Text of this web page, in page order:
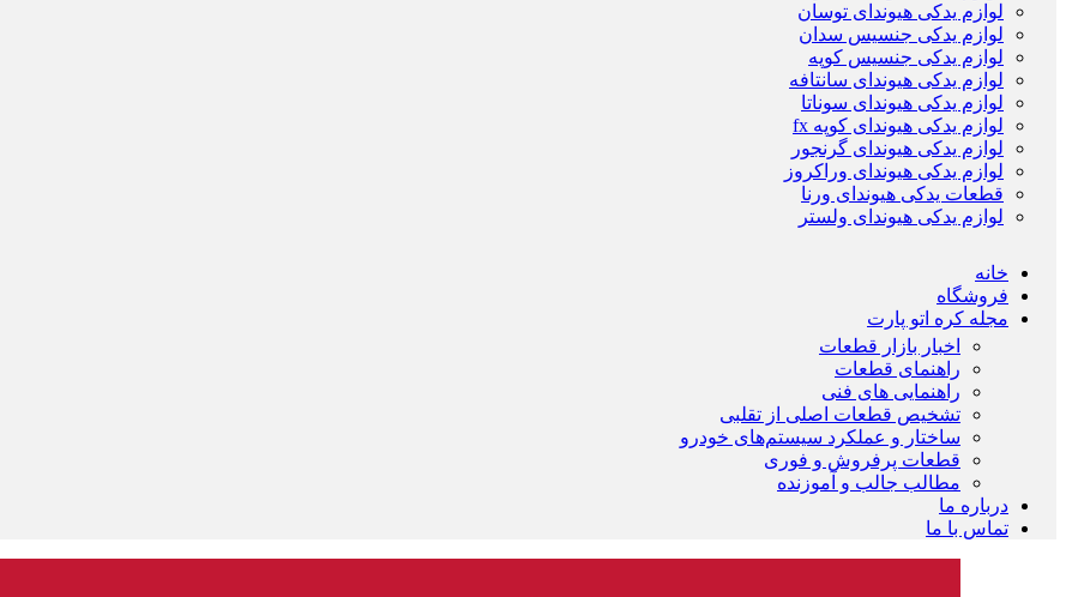
لوازم یدکی هیوندای توسان
لوازم یدکی جنسیس سدان
لوازم یدکی جنسیس کوپه
لوازم یدکی هیوندای سانتافه
لوازم یدکی هیوندای سوناتا
لوازم یدکی هیوندای کوپه fx
لوازم یدکی هیوندای گرنجور
لوازم یدکی هیوندای وراکروز
قطعات یدکی هیوندای ورنا
لوازم یدکی هیوندای ولستر
خانه
فروشگاه
مجله کره اتو پارت
اخبار بازار قطعات
راهنمای قطعات
راهنمایی های فنی
تشخیص قطعات اصلی از تقلبی
ساختار و عملکرد سیستم‌های خودرو
قطعات پرفروش و فوری
مطالب جالب و آموزنده
درباره ما
تماس با ما